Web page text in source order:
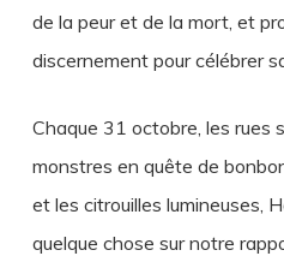
de la peur et de la mort, et
discernement pour célébrer
Chaque 31 octobre, les rues
monstres en quête de
et les citrouilles lumineuses,
quelque chose sur notre